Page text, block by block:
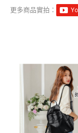
更多商品實拍：